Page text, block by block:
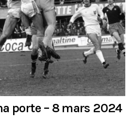
porte – 8 mars 2024